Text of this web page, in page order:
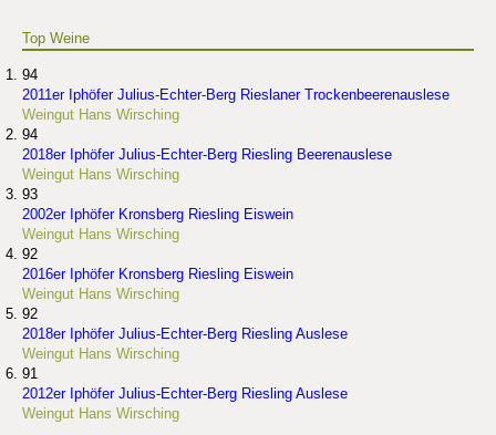
Top Weine
94
2011er Iphöfer Julius-Echter-Berg Rieslaner Trockenbeerenauslese
Weingut Hans Wirsching
94
2018er Iphöfer Julius-Echter-Berg Riesling Beerenauslese
Weingut Hans Wirsching
93
2002er Iphöfer Kronsberg Riesling Eiswein
Weingut Hans Wirsching
92
2016er Iphöfer Kronsberg Riesling Eiswein
Weingut Hans Wirsching
92
2018er Iphöfer Julius-Echter-Berg Riesling Auslese
Weingut Hans Wirsching
91
2012er Iphöfer Julius-Echter-Berg Riesling Auslese
Weingut Hans Wirsching